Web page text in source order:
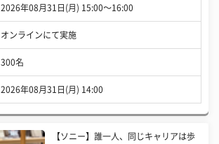
2026年08月31日(月) 15:00〜16:00
オンラインにて実施
300名
2026年08月31日(月) 14:00
【ソニー】誰一人、同じキャリアは歩